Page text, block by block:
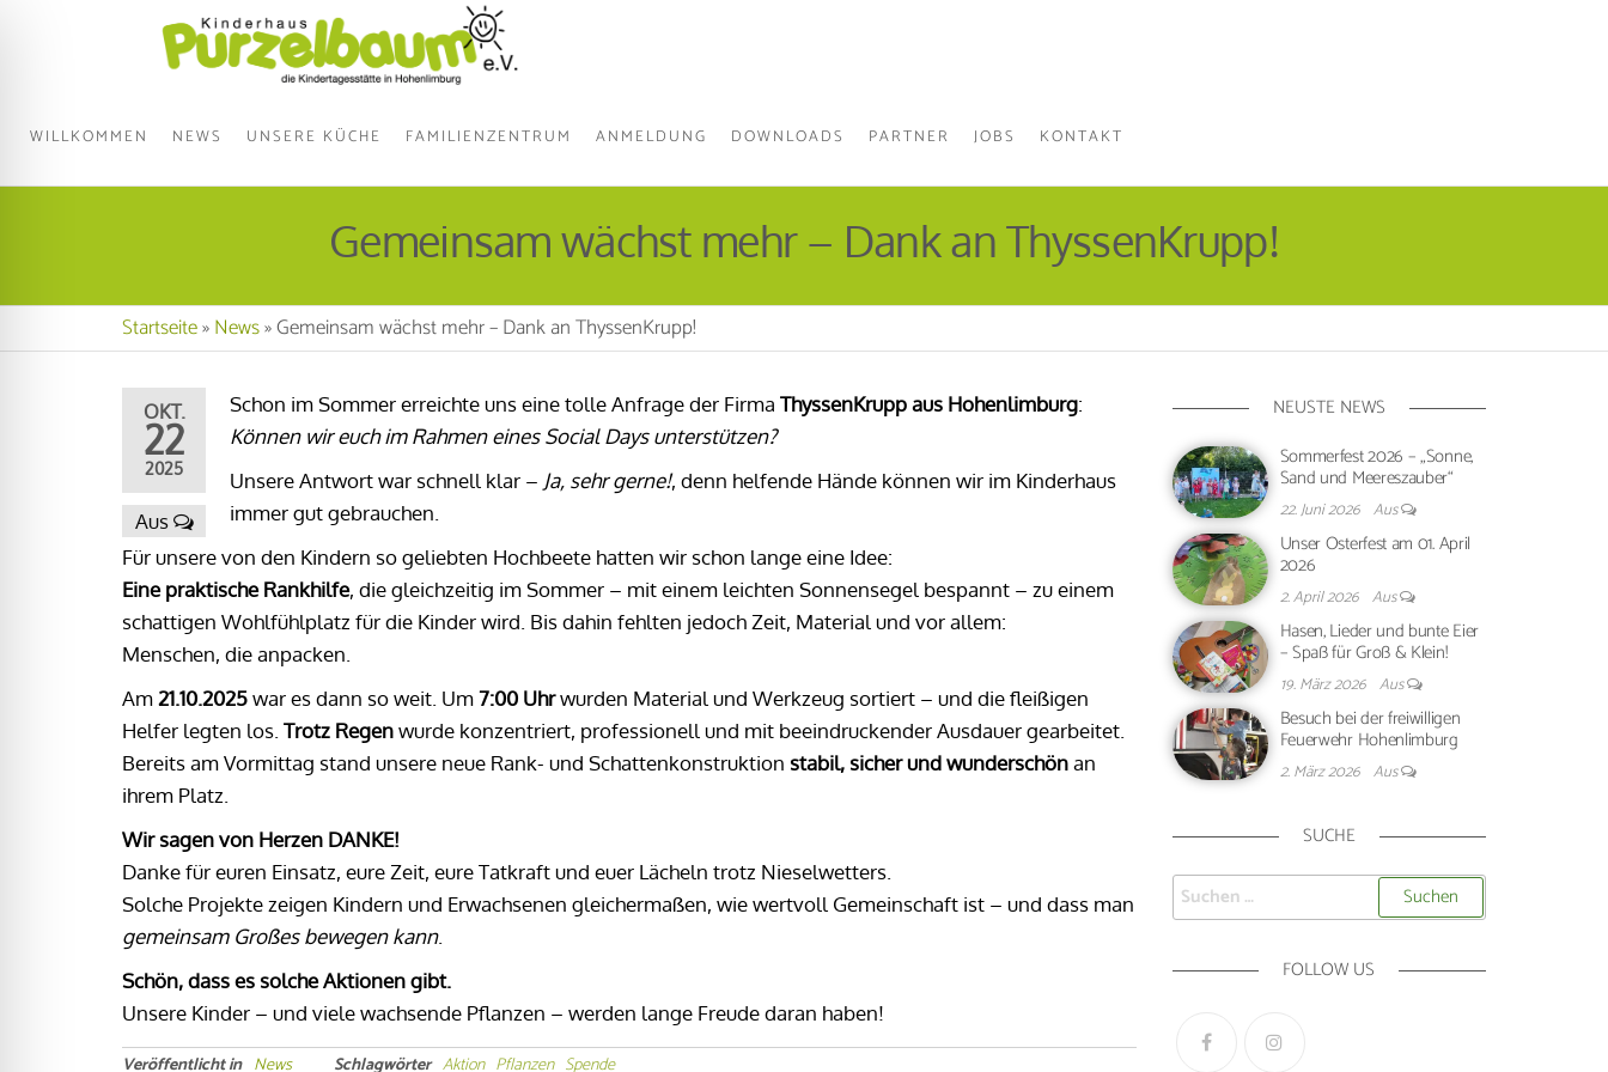
E.V.
WILLKOMMEN NEWS UNSERE KÜCHE FAMILIENZENTRUM ANMELDUNG DOWNLOADS PARTNER JOBS KONTAKT
Gemeinsam wächst mehr – Dank an ThyssenKrupp!
Startseite»News»Gemeinsam wächst mehr – Dank an ThyssenKrupp!
OKT.
22
2025
Aus
Schon im Sommer erreichte uns eine tolle Anfrage der Firma ThyssenKrupp aus Hohenlimburg:
Können wir euch im Rahmen eines Social Days unterstützen?
Unsere Antwort war schnell klar – Ja, sehr gerne!, denn helfende Hände können wir im Kinderhaus
immer gut gebrauchen.
Für unsere von den Kindern so geliebten Hochbeete hatten wir schon lange eine Idee:
Eine praktische Rankhilfe, die gleichzeitig im Sommer – mit einem leichten Sonnensegel bespannt – zu einem
schattigen Wohlfühlplatz für die Kinder wird. Bis dahin fehlten jedoch Zeit, Material und vor allem:
Menschen, die anpacken.
Am21.10.2025war es dann so weit. Um7:00 Uhrwurden Material und Werkzeug sortiert – und die fleißigen
Helfer legten los. Trotz Regenwurde konzentriert, professionell und mit beeindruckender Ausdauer gearbeitet.
Bereits am Vormittag stand unsere neue Rank- und Schattenkonstruktion stabil, sicher und wunderschönan
ihrem Platz.
Wir sagen von Herzen DANKE!
Danke für euren Einsatz, eure Zeit, eure Tatkraft und euer Lächeln trotz Nieselwetters.
Solche Projekte zeigen Kindern und Erwachsenen gleichermaßen, wie wertvoll Gemeinschaft ist – und dass man
gemeinsam Großes bewegen kann.
Schön, dass es solche Aktionen gibt.
Unsere Kinder – und viele wachsende Pflanzen – werden lange Freude daran haben!
Veröffentlicht in News Schlagwörter Aktion Pflanzen Spende
NEUSTE NEWS
Sommerfest 2026 – „Sonne,
Sand und Meereszauber“
22. Juni 2026 Aus
Unser Osterfest am 01. April
2026
2. April 2026 Aus
Hasen, Lieder und bunte Eier
– Spaß für Groß & Klein!
19. März 2026 Aus
Besuch bei der freiwilligen
Feuerwehr Hohenlimburg
2. März 2026 Aus
SUCHE
FOLLOW US